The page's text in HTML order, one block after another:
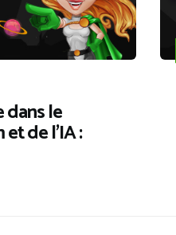
dans le
de l’IA :